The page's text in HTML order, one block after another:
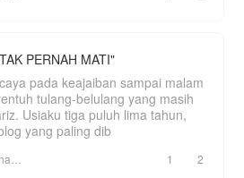
PERNAH MATI"
pada keajaiban sampai malam
tulang-belulang yang masih
yang paling dib
1 2